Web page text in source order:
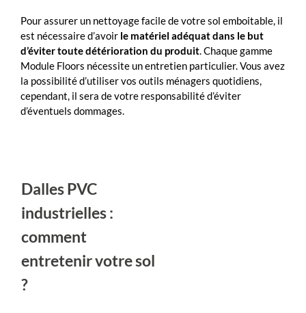
Pour assurer un nettoyage facile de votre sol emboitable, il
est nécessaire d’avoir le matériel adéquat dans le but
d’éviter toute détérioration du produit . Chaque gamme
Module Floors nécessite un entretien particulier. Vous avez
la possibilité d’utiliser vos outils ménagers quotidiens,
cependant, il sera de votre responsabilité d’éviter
d’éventuels dommages.
Dalles PVC
industrielles :
comment
entretenir votre sol
?